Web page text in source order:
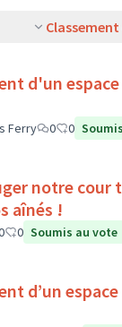
d'un
Ferry 0 0
notre cour
aînés !
0 Soumis au vote
d’un